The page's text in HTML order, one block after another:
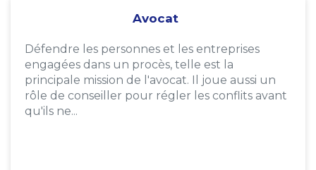
Avocat
Défendre les personnes et les entreprises
engagées dans un procès, telle est la
principale mission de l'avocat. Il joue aussi un
rôle de conseiller pour régler les conflits avant
qu'ils ne...